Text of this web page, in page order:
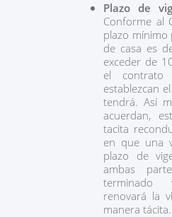
Plazo de
Conforme al
plazo mínimo
de casa es
exceder de
el contrato
establezcan
tendrá. Así
acuerdan,
tacita
en que una
plazo de
ambas
terminado
renovará la
manera tácita.